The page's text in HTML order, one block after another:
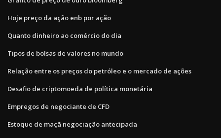
Hoje preço da ação enb por ação
Quanto dinheiro ao comércio do dia
Tipos de bolsas de valores no mundo
Relação entre os preços do petróleo e o mercado de ações
Desafio de criptomoeda de política monetária
Empregos de negociante de CFD
Estoque de maçã negociação antecipada